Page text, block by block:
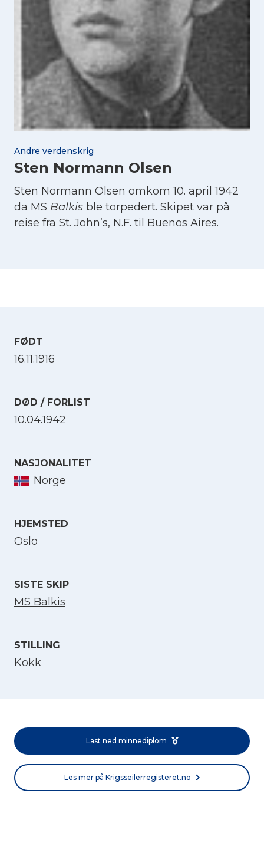
Andre verdenskrig
Sten Normann Olsen
Sten Normann Olsen omkom 10. april 1942
da MS Balkis ble torpedert. Skipet var på
reise fra St. John’s, N.F. til Buenos Aires.
FØDT
16.11.1916
DØD / FORLIST
10.04.1942
NASJONALITET
Norge
HJEMSTED
Oslo
SISTE SKIP
MS Balkis
STILLING
Kokk
Last ned minnediplom
Les mer på Krigsseilerregisteret.no
Velg språk